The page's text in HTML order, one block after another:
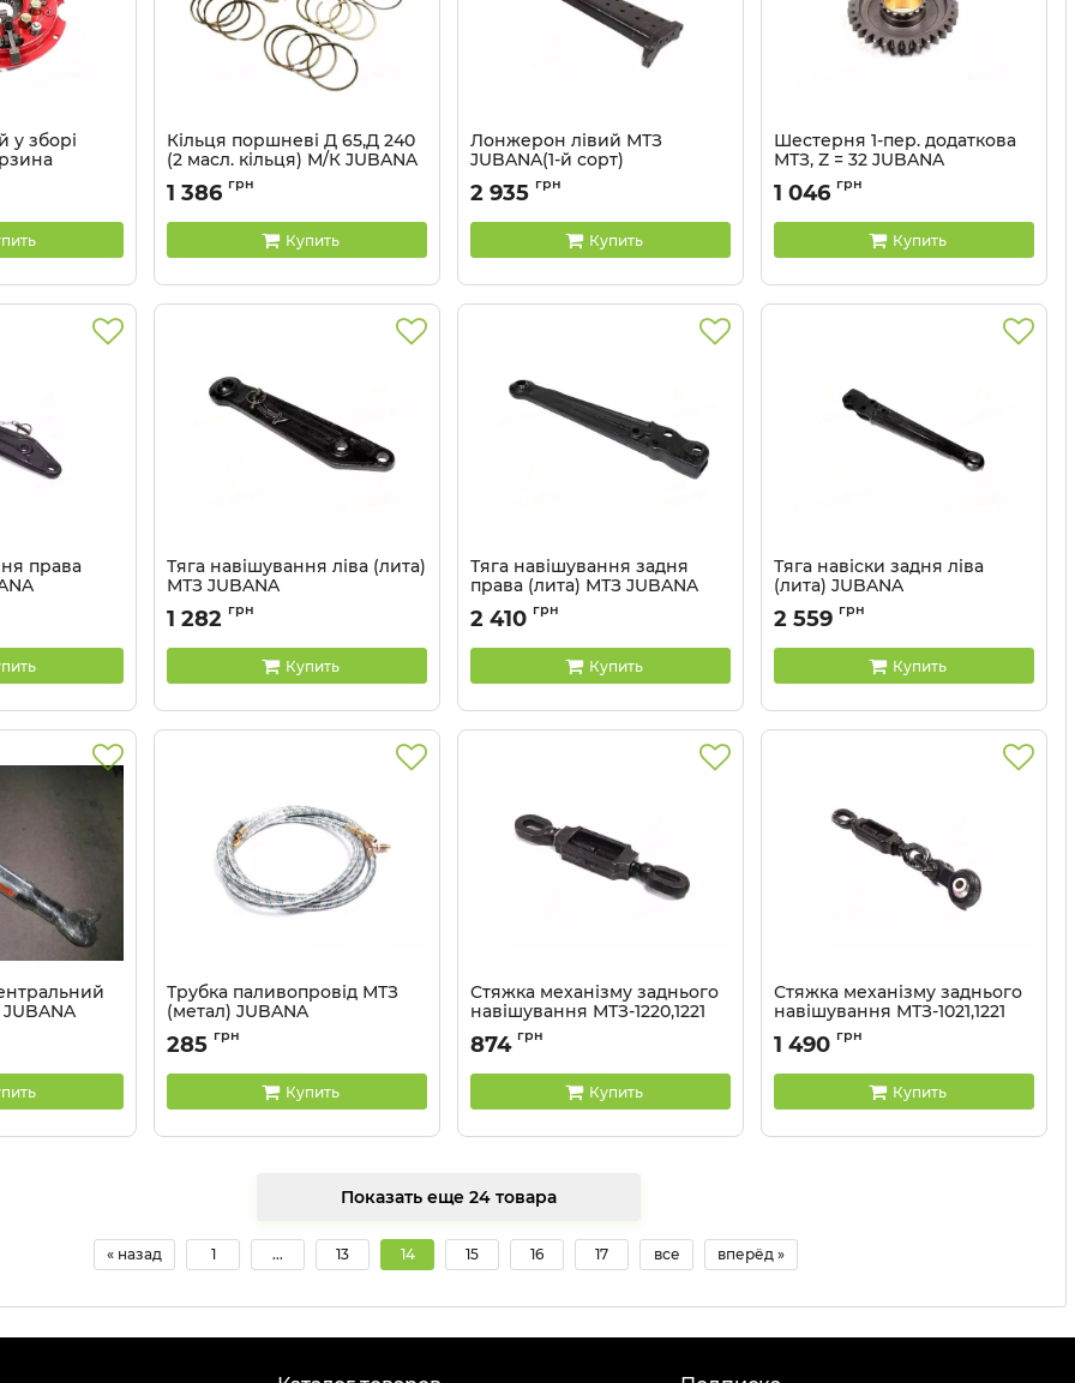
у зборі
JUBANA
Кільця поршневі Д 65,Д 240
(2 масл. кільця) М/К JUBANA
Артикул: СТ-50-1004060А5
1 386 грн
Купить
Лонжерон лівий МТЗ
JUBANA(1-й сорт)
Артикул: 50-2801053-Б1 J
2 935 грн
Купить
Шестерня 1-пер. додаткова
МТЗ, Z = 32 JUBANA
Артикул: 70-1701224 J
1 046 грн
Купить
права
J
Тяга навішування ліва (лита)
МТЗ JUBANA
Артикул: 80-4605045-01 J
1 282 грн
Купить
Тяга навішування задня
права (лита) МТЗ JUBANA
Артикул: 70-4605050 J
2 410 грн
Купить
Тяга навіски задня ліва
(лита) JUBANA
Артикул: 70-4605055 J
2 559 грн
Купить
JUBANA
J
Трубка паливопровід МТЗ
(метал) JUBANA
Артикул: 70-1101345 J
285 грн
Купить
Стяжка механізму заднього
навішування МТЗ-1220,1221
JUBANA
Артикул:
874 грн
Купить
Стяжка механізму заднього
навішування МТЗ-1021,1221
JUBANA
Артикул:
1 490 грн
Купить
Показать еще 24 товара
« назад 1 ... 13 14 15 16 17 все вперёд »